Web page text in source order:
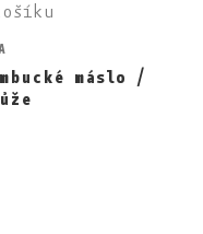
máslo /